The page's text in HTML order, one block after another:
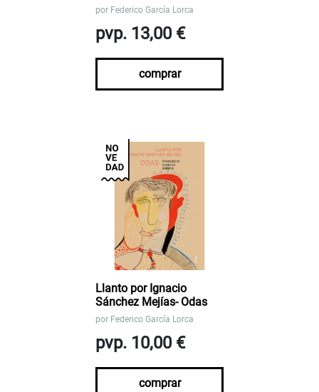
por Federico García Lorca
pvp. 13,00 €
comprar
Llanto por Ignacio
Sánchez Mejías- Odas
por Federico García Lorca
pvp. 10,00 €
comprar